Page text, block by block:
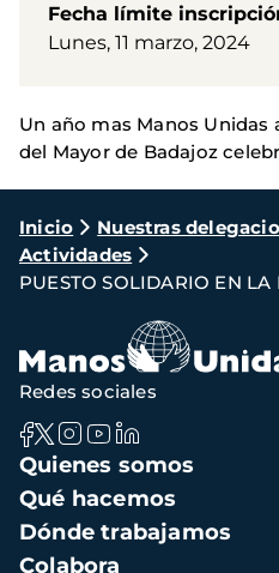
Fecha límite
Lunes, 11 marzo, 2024
Un año mas Manos Unidas
del Mayor de Badajoz
Ruta
de
navegación
Inicio Nuestras
Actividades
PUESTO SOLIDARIO EN LA
Navegación
principal
Quienes somos
Qué hacemos
Dónde trabajamos
Colabora
Redes sociales